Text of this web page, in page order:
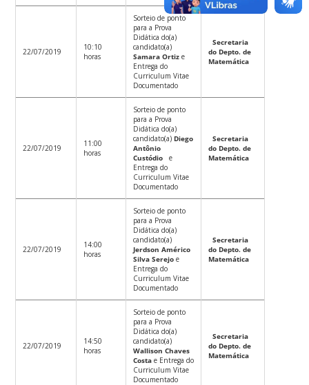
22/07/2019
10:10
horas
Sorteio de ponto
para a Prova
Didática do(a)
candidato(a)
Samara Ortiz e
Entrega do
Curriculum Vitae
Documentado
Secretaria
do Depto. de
Matemática
22/07/2019
11:00
horas
Sorteio de ponto
para a Prova
Didática do(a)
candidato(a) Diego
Antônio
Custódio e
Entrega do
Curriculum Vitae
Documentado
Secretaria
do Depto. de
Matemática
22/07/2019
14:00
horas
Sorteio de ponto
para a Prova
Didática do(a)
candidato(a)
Jerdson Américo
Silva Serejoe
Entrega do
Curriculum Vitae
Documentado
Secretaria
do Depto. de
Matemática
22/07/2019
14:50
horas
Sorteio de ponto
para a Prova
Didática do(a)
candidato(a)
Wallison Chaves
Costa e Entrega do
Curriculum Vitae
Documentado
Secretaria
do Depto. de
Matemática